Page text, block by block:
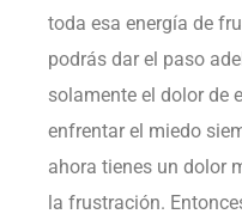
toda esa energía de
podrás dar el paso
solamente el dolor de
enfrentar el miedo
ahora tienes un dolor
la frustración.